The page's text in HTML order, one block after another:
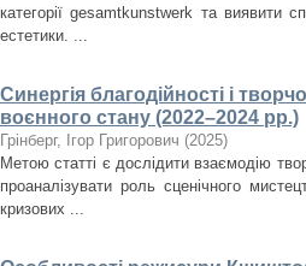
категорії gesamtkunstwerk та виявити
естетики. ...
Синергія благодійності і
воєнного стану (2022–2024 рр.)
Грінберг, Ігор Григорович (2025)
Метою статті є дослідити взаємодію
проаналізувати роль сценічного
кризових ...